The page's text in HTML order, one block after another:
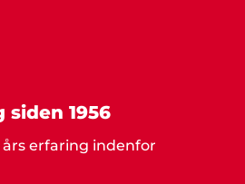
1956
erfaring indenfor